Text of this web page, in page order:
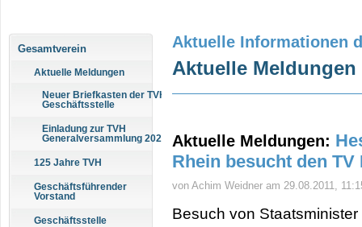
Aktuelle Informationen
Aktuelle Meldungen
Aktuelle Meldungen:
Rhein besucht den TV
von Achim Weidner am 29.08.2011,
Besuch von
Gesamtverein
Aktuelle Meldungen
Neuer Briefkasten der TVH
Geschäftsstelle
Einladung zur TVH
Generalversammlung 2025
125 Jahre TVH
Geschäftsführender
Vorstand
Geschäftsstelle